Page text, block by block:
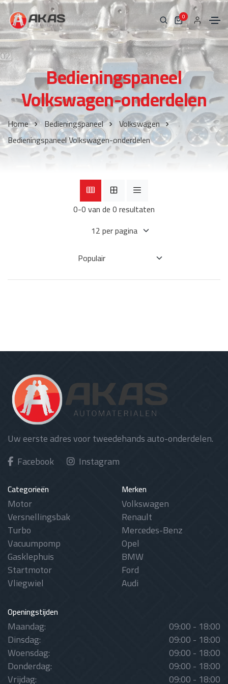
0
Bedieningspaneel
Volkswagen-onderdelen
Home Bedieningspaneel
Volkswagen
Bedieningspaneel Volkswagen-onderdelen
0-0 van de 0 resultaten
Uw eerste adres voor tweedehands auto-onderdelen.
Facebook
Instagram
Categorieën
Motor
Versnellingsbak
Turbo
Vacuumpomp
Gasklephuis
Startmotor
Vliegwiel
Merken
Volkswagen
Renault
Mercedes-Benz
Opel
BMW
Ford
Audi
Openingstijden
Maandag: 09:00 - 18:00
Dinsdag: 09:00 - 18:00
Woensdag: 09:00 - 18:00
Donderdag: 09:00 - 18:00
Vrijdag: 09:00 - 18:00